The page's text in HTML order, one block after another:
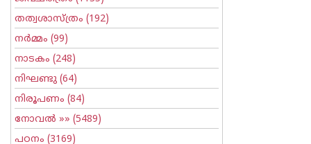
തത്വശാസ്ത്രം (192)
നര്‍മ്മം (99)
നാടകം (248)
നിഘണ്ടു (64)
നിരൂപണം (84)
നോവല്‍ »» (5489)
പഠനം (3169)